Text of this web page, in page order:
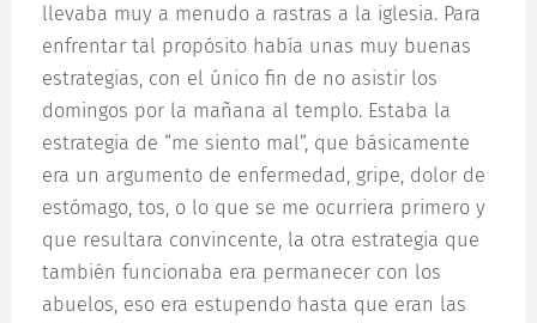
llevaba muy a menudo a rastras a la iglesia. Para
enfrentar tal propósito había unas muy buenas
estrategias, con el único fin de no asistir los
domingos por la mañana al templo. Estaba la
estrategia de “me siento mal”, que básicamente
era un argumento de enfermedad, gripe, dolor de
estómago, tos, o lo que se me ocurriera primero y
que resultara convincente, la otra estrategia que
también funcionaba era permanecer con los
abuelos, eso era estupendo hasta que eran las